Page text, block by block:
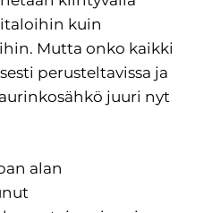
kuin
Mutta onko kaikki
perusteltavissa ja
juuri nyt
alan